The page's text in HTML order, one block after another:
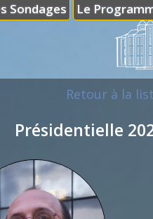
Sondages Le
Retour à la
Présidentielle